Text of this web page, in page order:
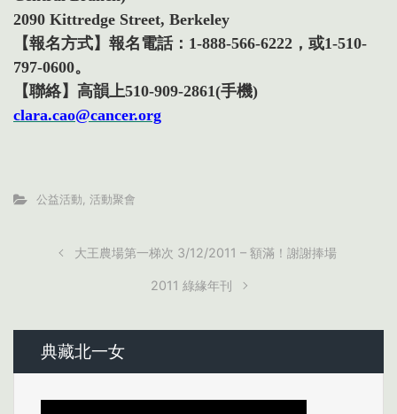
2090 Kittredge Street, Berkeley
【報名方式】 報名電話：1-888-566-6222，或1-510-
797-0600。
【聯絡】 高韻上510-909-2861(手機)
clara.cao@cancer.org
公益活動 活動聚會
大王農場第一梯次 3/12/2011 – 額滿！謝謝捧場
2011 綠緣年刊
典藏北一女